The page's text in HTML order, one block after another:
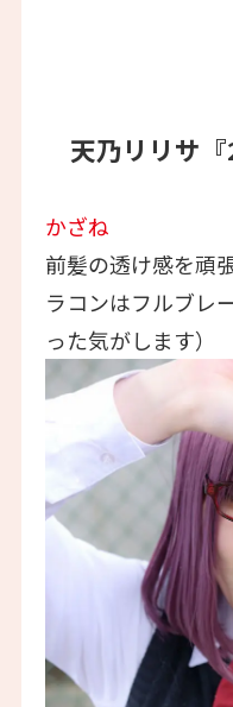
天乃リリサ『
かざね
前髪の透け感を頑
ラコンはフルブレ
った気がします）